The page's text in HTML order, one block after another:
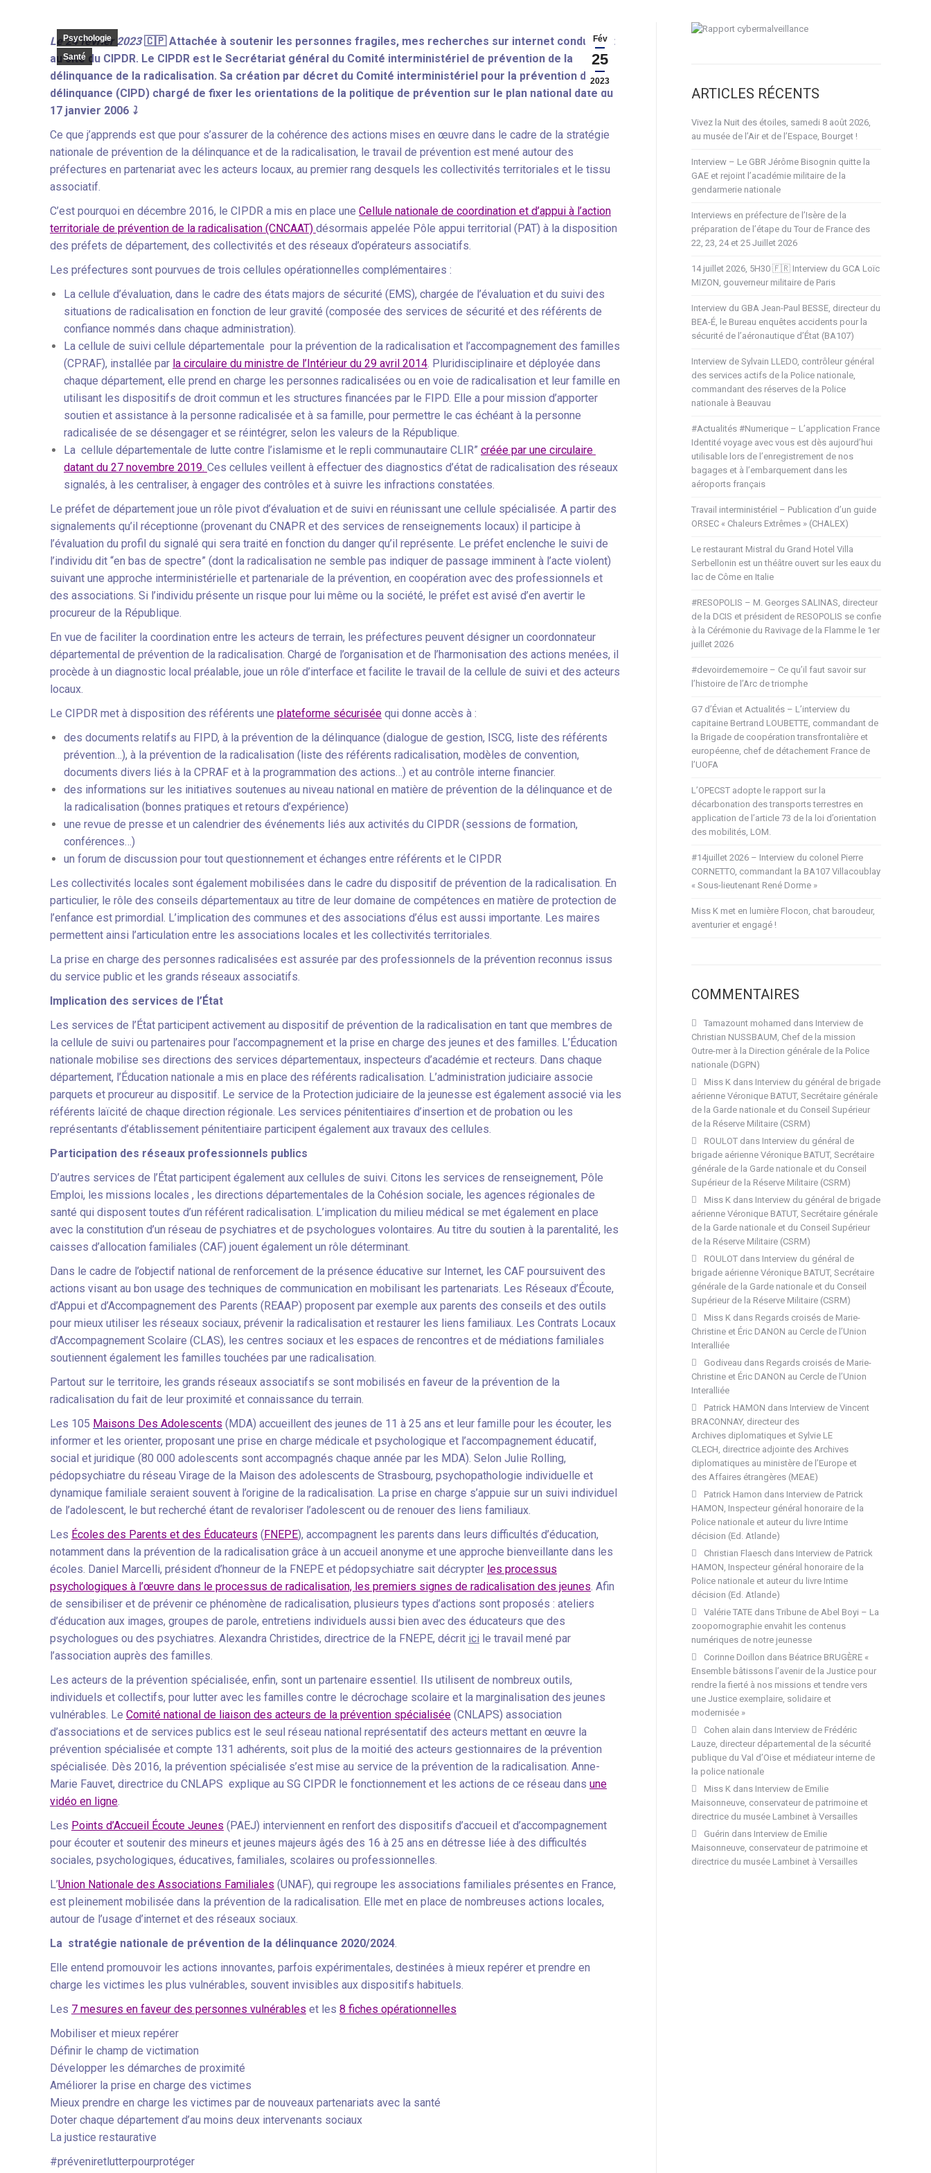
Fév
25
2023
Psychologie
Santé
Le 24 février 2023🇨🇵 Attachée à soutenir les personnes fragiles, mes recherches sur internet conduisent
au site du CIPDR. Le CIPDR est le Secrétariat général du Comité interministériel de prévention de la
délinquance de la radicalisation. Sa création par décret du Comité interministériel pour la prévention de la
délinquance (CIPD) chargé de fixer les orientations de la politique de prévention sur le plan national date du
17 janvier 2006 ⤵
Ce que j’apprends est que pour s’assurer de la cohérence des actions mises en œuvre dans le cadre de la stratégie
nationale de prévention de la délinquance et de la radicalisation, le travail de prévention est mené autour des
préfectures en partenariat avec les acteurs locaux, au premier rang desquels les collectivités territoriales et le tissu
associatif.
C’est pourquoi en décembre 2016, le CIPDR a mis en place une Cellule nationale de coordination et d’appui à l’action
territoriale de prévention de la radicalisation (CNCAAT) désormais appelée Pôle appui territorial (PAT) à la disposition
des préfets de département, des collectivités et des réseaux d’opérateurs associatifs.
Les préfectures sont pourvues de trois cellules opérationnelles complémentaires :
La cellule d’évaluation, dans le cadre des états majors de sécurité (EMS), chargée de l’évaluation et du suivi des
situations de radicalisation en fonction de leur gravité (composée des services de sécurité et des référents de
confiance nommés dans chaque administration).
La cellule de suivi cellule départementale pour la prévention de la radicalisation et l’accompagnement des familles
(CPRAF), installée par la circulaire du ministre de l’Intérieur du 29 avril 2014. Pluridisciplinaire et déployée dans
chaque département, elle prend en charge les personnes radicalisées ou en voie de radicalisation et leur famille en
utilisant les dispositifs de droit commun et les structures financées par le FIPD. Elle a pour mission d’apporter
soutien et assistance à la personne radicalisée et à sa famille, pour permettre le cas échéant à la personne
radicalisée de se désengager et se réintégrer, selon les valeurs de la République.
La cellule départementale de lutte contre l’islamisme et le repli communautaire CLIR” créée par une circulaire
datant du 27 novembre 2019. Ces cellules veillent à effectuer des diagnostics d’état de radicalisation des réseaux
signalés, à les centraliser, à engager des contrôles et à suivre les infractions constatées.
Le préfet de département joue un rôle pivot d’évaluation et de suivi en réunissant une cellule spécialisée. A partir des
signalements qu’il réceptionne (provenant du CNAPR et des services de renseignements locaux) il participe à
l’évaluation du profil du signalé qui sera traité en fonction du danger qu’il représente. Le préfet enclenche le suivi de
l’individu dit “en bas de spectre” (dont la radicalisation ne semble pas indiquer de passage imminent à l’acte violent)
suivant une approche interministérielle et partenariale de la prévention, en coopération avec des professionnels et
des associations. Si l’individu présente un risque pour lui même ou la société, le préfet est avisé d’en avertir le
procureur de la République.
En vue de faciliter la coordination entre les acteurs de terrain, les préfectures peuvent désigner un coordonnateur
départemental de prévention de la radicalisation. Chargé de l’organisation et de l’harmonisation des actions menées, il
procède à un diagnostic local préalable, joue un rôle d’interface et facilite le travail de la cellule de suivi et des acteurs
locaux.
Le CIPDR met à disposition des référents une plateforme sécurisée qui donne accès à :
des documents relatifs au FIPD, à la prévention de la délinquance (dialogue de gestion, ISCG, liste des référents
prévention…), à la prévention de la radicalisation (liste des référents radicalisation, modèles de convention,
documents divers liés à la CPRAF et à la programmation des actions…) et au contrôle interne financier.
des informations sur les initiatives soutenues au niveau national en matière de prévention de la délinquance et de
la radicalisation (bonnes pratiques et retours d’expérience)
une revue de presse et un calendrier des événements liés aux activités du CIPDR (sessions de formation,
conférences…)
un forum de discussion pour tout questionnement et échanges entre référents et le CIPDR
Les collectivités locales sont également mobilisées dans le cadre du dispositif de prévention de la radicalisation. En
particulier, le rôle des conseils départementaux au titre de leur domaine de compétences en matière de protection de
l’enfance est primordial. L’implication des communes et des associations d’élus est aussi importante. Les maires
permettent ainsi l’articulation entre les associations locales et les collectivités territoriales.
La prise en charge des personnes radicalisées est assurée par des professionnels de la prévention reconnus issus
du service public et les grands réseaux associatifs.
Implication des services de l’État
Les services de l’État participent activement au dispositif de prévention de la radicalisation en tant que membres de
la cellule de suivi ou partenaires pour l’accompagnement et la prise en charge des jeunes et des familles. L’Éducation
nationale mobilise ses directions des services départementaux, inspecteurs d’académie et recteurs. Dans chaque
département, l’Éducation nationale a mis en place des référents radicalisation. L’administration judiciaire associe
parquets et procureur au dispositif. Le service de la Protection judiciaire de la jeunesse est également associé via les
référents laïcité de chaque direction régionale. Les services pénitentiaires d’insertion et de probation ou les
représentants d’établissement pénitentiaire participent également aux travaux des cellules.
Participation des réseaux professionnels publics
D’autres services de l’État participent également aux cellules de suivi. Citons les services de renseignement, Pôle
Emploi, les missions locales , les directions départementales de la Cohésion sociale, les agences régionales de
santé qui disposent toutes d’un référent radicalisation. L’implication du milieu médical se met également en place
avec la constitution d’un réseau de psychiatres et de psychologues volontaires. Au titre du soutien à la parentalité, les
caisses d’allocation familiales (CAF) jouent également un rôle déterminant.
Dans le cadre de l’objectif national de renforcement de la présence éducative sur Internet, les CAF poursuivent des
actions visant au bon usage des techniques de communication en mobilisant les partenariats. Les Réseaux d’Écoute,
d’Appui et d’Accompagnement des Parents (REAAP) proposent par exemple aux parents des conseils et des outils
pour mieux utiliser les réseaux sociaux, prévenir la radicalisation et restaurer les liens familiaux. Les Contrats Locaux
d’Accompagnement Scolaire (CLAS), les centres sociaux et les espaces de rencontres et de médiations familiales
soutiennent également les familles touchées par une radicalisation.
Partout sur le territoire, les grands réseaux associatifs se sont mobilisés en faveur de la prévention de la
radicalisation du fait de leur proximité et connaissance du terrain.
Les 105 Maisons Des Adolescents (MDA) accueillent des jeunes de 11 à 25 ans et leur famille pour les écouter, les
informer et les orienter, proposant une prise en charge médicale et psychologique et l’accompagnement éducatif,
social et juridique (80 000 adolescents sont accompagnés chaque année par les MDA). Selon Julie Rolling,
pédopsychiatre du réseau Virage de la Maison des adolescents de Strasbourg, psychopathologie individuelle et
dynamique familiale seraient souvent à l’origine de la radicalisation. La prise en charge s’appuie sur un suivi individuel
de l’adolescent, le but recherché étant de revaloriser l’adolescent ou de renouer des liens familiaux.
Les Écoles des Parents et des Éducateurs (FNEPE), accompagnent les parents dans leurs difficultés d’éducation,
notamment dans la prévention de la radicalisation grâce à un accueil anonyme et une approche bienveillante dans les
écoles. Daniel Marcelli, président d’honneur de la FNEPE et pédopsychiatre sait décrypter les processus
psychologiques à l’œuvre dans le processus de radicalisation, les premiers signes de radicalisation des jeunes. Afin
de sensibiliser et de prévenir ce phénomène de radicalisation, plusieurs types d’actions sont proposés : ateliers
d’éducation aux images, groupes de parole, entretiens individuels aussi bien avec des éducateurs que des
psychologues ou des psychiatres. Alexandra Christides, directrice de la FNEPE, décrit ici le travail mené par
l’association auprès des familles.
Les acteurs de la prévention spécialisée, enfin, sont un partenaire essentiel. Ils utilisent de nombreux outils,
individuels et collectifs, pour lutter avec les familles contre le décrochage scolaire et la marginalisation des jeunes
vulnérables. Le Comité national de liaison des acteurs de la prévention spécialisée (CNLAPS) association
d’associations et de services publics est le seul réseau national représentatif des acteurs mettant en œuvre la
prévention spécialisée et compte 131 adhérents, soit plus de la moitié des acteurs gestionnaires de la prévention
spécialisée. Dès 2016, la prévention spécialisée s’est mise au service de la prévention de la radicalisation. Anne-
Marie Fauvet, directrice du CNLAPS explique au SG CIPDR le fonctionnement et les actions de ce réseau dans une
vidéo en ligne.
Les Points d’Accueil Écoute Jeunes (PAEJ) interviennent en renfort des dispositifs d’accueil et d’accompagnement
pour écouter et soutenir des mineurs et jeunes majeurs âgés des 16 à 25 ans en détresse liée à des difficultés
sociales, psychologiques, éducatives, familiales, scolaires ou professionnelles.
L’Union Nationale des Associations Familiales (UNAF), qui regroupe les associations familiales présentes en France,
est pleinement mobilisée dans la prévention de la radicalisation. Elle met en place de nombreuses actions locales,
autour de l’usage d’internet et des réseaux sociaux.
La stratégie nationale de prévention de la délinquance 2020/2024.
Elle entend promouvoir les actions innovantes, parfois expérimentales, destinées à mieux repérer et prendre en
charge les victimes les plus vulnérables, souvent invisibles aux dispositifs habituels.
Les 7 mesures en faveur des personnes vulnérables et les 8 fiches opérationnelles
Mobiliser et mieux repérer
Définir le champ de victimation
Développer les démarches de proximité
Améliorer la prise en charge des victimes
Mieux prendre en charge les victimes par de nouveaux partenariats avec la santé
Doter chaque département d’au moins deux intervenants sociaux
La justice restaurative
#préveniretlutterpourprotéger
ARTICLES RÉCENTS
Vivez la Nuit des étoiles, samedi 8 août 2026,
au musée de l’Air et de l’Espace, Bourget !
Interview – Le GBR Jérôme Bisognin quitte la
GAE et rejoint l’académie militaire de la
gendarmerie nationale
Interviews en préfecture de l’Isère de la
préparation de l’étape du Tour de France des
22, 23, 24 et 25 Juillet 2026
14 juillet 2026, 5H30 🇫🇷 Interview du GCA Loïc
MIZON, gouverneur militaire de Paris
Interview du GBA Jean-Paul BESSE, directeur du
BEA-É, le Bureau enquêtes accidents pour la
sécurité de l’aéronautique d’État (BA107)
Interview de Sylvain LLEDO, contrôleur général
des services actifs de la Police nationale,
commandant des réserves de la Police
nationale à Beauvau
#Actualités #Numerique – L’application France
Identité voyage avec vous est dès aujourd’hui
utilisable lors de l’enregistrement de nos
bagages et à l’embarquement dans les
aéroports français
Travail interministériel – Publication d’un guide
ORSEC « Chaleurs Extrêmes » (CHALEX)
Le restaurant Mistral du Grand Hotel Villa
Serbellonin est un théâtre ouvert sur les eaux du
lac de Côme en Italie
#RESOPOLIS – M. Georges SALINAS, directeur
de la DCIS et président de RESOPOLIS se confie
à la Cérémonie du Ravivage de la Flamme le 1er
juillet 2026
#devoirdememoire – Ce qu’il faut savoir sur
l’histoire de l’Arc de triomphe
G7 d’Évian et Actualités – L’interview du
capitaine Bertrand LOUBETTE, commandant de
la Brigade de coopération transfrontalière et
européenne, chef de détachement France de
l’UOFA
L’OPECST adopte le rapport sur la
décarbonation des transports terrestres en
application de l’article 73 de la loi d’orientation
des mobilités, LOM.
#14juillet 2026 – Interview du colonel Pierre
CORNETTO, commandant la BA107 Villacoublay
« Sous-lieutenant René Dorme »
Miss K met en lumière Flocon, chat baroudeur,
aventurier et engagé !
COMMENTAIRES
Tamazount mohamed dans Interview de
Christian NUSSBAUM, Chef de la mission
Outre-mer à la Direction générale de la Police
nationale (DGPN)
Miss K dans Interview du général de brigade
aérienne Véronique BATUT, Secrétaire générale
de la Garde nationale et du Conseil Supérieur
de la Réserve Militaire (CSRM)
ROULOT dans Interview du général de
brigade aérienne Véronique BATUT, Secrétaire
générale de la Garde nationale et du Conseil
Supérieur de la Réserve Militaire (CSRM)
Miss K dans Interview du général de brigade
aérienne Véronique BATUT, Secrétaire générale
de la Garde nationale et du Conseil Supérieur
de la Réserve Militaire (CSRM)
ROULOT dans Interview du général de
brigade aérienne Véronique BATUT, Secrétaire
générale de la Garde nationale et du Conseil
Supérieur de la Réserve Militaire (CSRM)
Miss K dans Regards croisés de Marie-
Christine et Éric DANON au Cercle de l’Union
Interalliée
Godiveau dans Regards croisés de Marie-
Christine et Éric DANON au Cercle de l’Union
Interalliée
Patrick HAMON dans Interview de Vincent
BRACONNAY, directeur des
Archives diplomatiques et Sylvie LE
CLECH, directrice adjointe des Archives
diplomatiques au ministère de l’Europe et
des Affaires étrangères (MEAE)
Patrick Hamon dans Interview de Patrick
HAMON, Inspecteur général honoraire de la
Police nationale et auteur du livre Intime
décision (Ed. Atlande)
Christian Flaesch dans Interview de Patrick
HAMON, Inspecteur général honoraire de la
Police nationale et auteur du livre Intime
décision (Ed. Atlande)
Valérie TATE dans Tribune de Abel Boyi – La
zoopornographie envahit les contenus
numériques de notre jeunesse
Corinne Doillon dans Béatrice BRUGÈRE «
Ensemble bâtissons l’avenir de la Justice pour
rendre la fierté à nos missions et tendre vers
une Justice exemplaire, solidaire et
modernisée »
Cohen alain dans Interview de Frédéric
Lauze, directeur départemental de la sécurité
publique du Val d’Oise et médiateur interne de
la police nationale
Miss K dans Interview de Emilie
Maisonneuve, conservateur de patrimoine et
directrice du musée Lambinet à Versailles
Guérin dans Interview de Emilie
Maisonneuve, conservateur de patrimoine et
directrice du musée Lambinet à Versailles